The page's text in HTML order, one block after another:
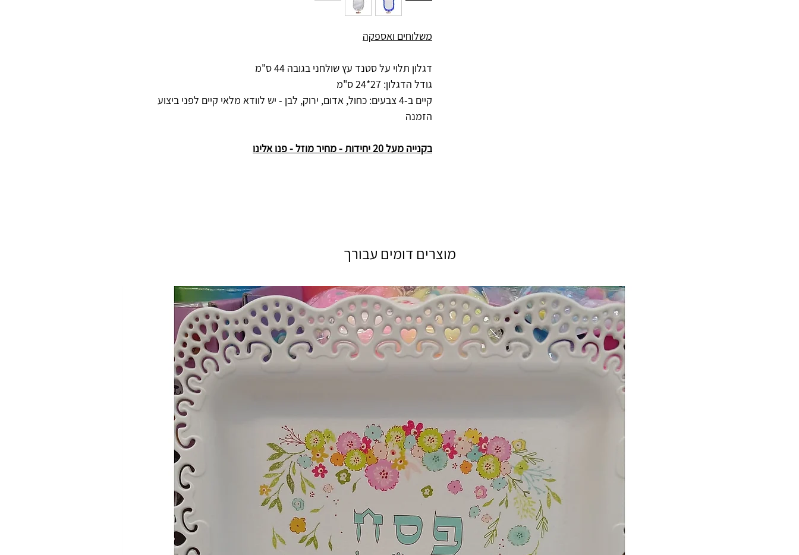
משלוחים ואספקה
דגלון תלוי על סטנד עץ שולחני בגובה 44 ס"מ
גודל הדגלון: 27*24 ס"מ
קיים ב-4 צבעים: כחול, אדום, ירוק, לבן - יש לוודא מלאי קיים לפני ביצוע
הזמנה
בקנייה מעל 20 יחידות - מחיר מוזל - פנו אלינו
מוצרים דומים עבורך